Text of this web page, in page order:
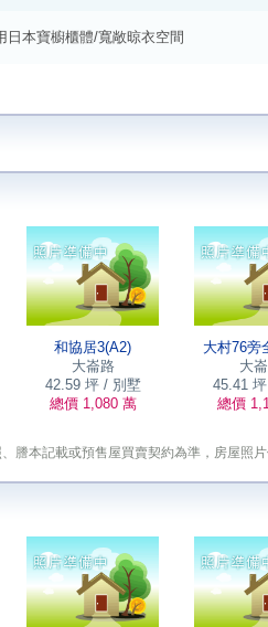
本寶櫥櫃體/寬敞晾衣空間
和協居3(A2)
大崙路
42.59 坪 / 別墅
總價 1,080 萬
大村76旁
大
45.41
總價
謄本記載或預售屋買賣契約為準，房屋照